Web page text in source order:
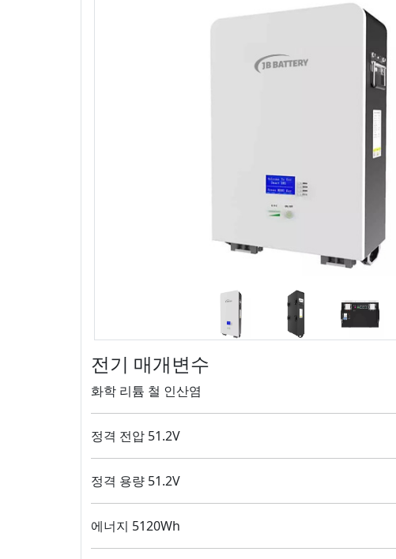
전기 매개변수
화학 리튬 철 인산염
정격 전압 51.2V
정격 용량 51.2V
에너지 5120Wh